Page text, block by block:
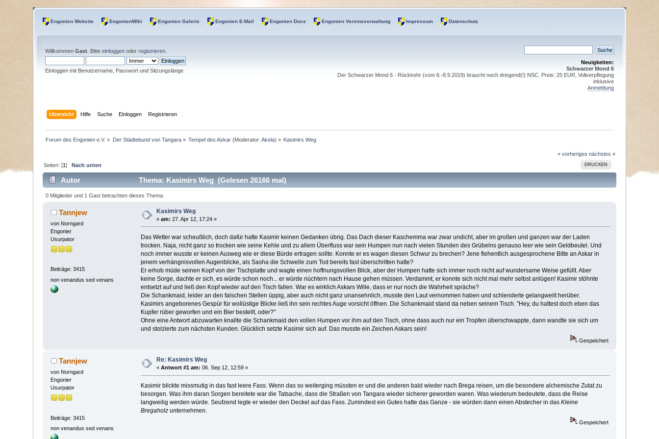
Engonien Website EngonienWiki Engonien Galerie Engonien E-Mail Engonien Docs Engonien Vereinsverwaltung Impressum Datenschutz
WillkommenGast . Bitteeinloggen oderregistrieren
Einloggen mit Benutzername, Passwort und Sitzungslänge
Neuigkeiten:
Schwarzer Mond 6
Der Schwarzer Mond 6 - Rückkehr (vom 6.-8.9.2019) braucht noch dringend(!) NSC. Preis: 25 EUR, Vollverpflegung
inklusive
Anmeldung
Übersicht Hilfe Suche Einloggen Registrieren
Forum des Engonien e.V. » Der Städtebund von Tangara» Tempel des Askar (Moderator:Akela) » Kasimirs Weg
« vorheriges nächstes »
DRUCKEN
Seiten: [1]Nach unten
Autor Thema: Kasimirs Weg (Gelesen 26166 mal)
0 Mitglieder und 1 Gast betrachten dieses Thema.
Tannjew
von Norngard
Engonier
Usurpator
Beiträge: 3415
non venandus sed venans
Kasimirs Weg
«am: 27. Apr 12, 17:24 »
Das Wetter war scheußlich, doch dafür hatte Kasimir keinen Gedanken übrig. Das Dach dieser Kaschemma war zwar undicht, aber im großen und ganzen war der Laden
trocken. Naja, nicht ganz so trocken wie seine Kehle und zu allem Überfluss war sein Humpen nun nach vielen Stunden des Grübelns genauso leer wie sein Geldbeutel. Und
noch immer wusste er keinen Ausweg wie er diese Bürde ertragen sollte. Konnte er es wagen diesen Schwur zu brechen? Jene flehentlich ausgesprochene Bitte an Askar in
jenem verhängnisvollen Augenblicke, als Sasha die Schwelle zum Tod bereits fast überschritten hatte?
Er erhob müde seinen Kopf von der Tischplatte und wagte einen hoffnungsvollen Blick, aber der Humpen hatte sich immer noch nicht auf wundersame Weise gefüllt. Aber
keine Sorge, dachte er sich, es würde schon noch... er würde nüchtern nach Hause gehen müssen. Verdammt, er konnte sich nicht mal mehr selbst anlügen! Kasimir stöhnte
entsetzt auf und ließ den Kopf wieder auf den Tisch fallen. War es wirklich Askars Wille, dass er nur noch die Wahrheit spräche?
Die Schankmaid, leider an den falschen Stellen üppig, aber auch nicht ganz unansehnlich, musste den Laut vernommen haben und schlenderte gelangweilt herüber.
Kasimirs angeborenes Gespür für wollüstige Blicke ließ ihn sein rechtes Auge vorsicht öffnen. Die Schankmaid stand da neben seinem Tisch. "Hey, du hattest doch eben das
Kupfer rüber geworfen und ein Bier bestellt, oder?"
Ohne eine Antwort abzuwarten knallte die Schankmaid den vollen Humpen vor ihm auf den Tisch, ohne dass auch nur ein Tropfen überschwappte, dann wandte sie sich um
und stolzierte zum nächsten Kunden. Glücklich setzte Kasimir sich auf. Das musste ein Zeichen Askars sein!
Gespeichert
Tannjew
von Norngard
Engonier
Usurpator
Beiträge: 3415
non venandus sed venans
Re: Kasimirs Weg
«Antwort #1 am: 06. Sep 12, 12:59 »
Kasimir blickte missmutig in das fast leere Fass. Wenn das so weiterging müssten er und die anderen bald wieder nach Brega reisen, um die besondere alchemische Zutat zu
besorgen. Was ihm daran Sorgen bereitete war die Tatsache, dass die Straßen von Tangara wieder sicherer geworden waren. Was wiederum bedeutete, dass die Reise
langweilig werden würde. Seufzend legte er wieder den Deckel auf das Fass. Zumindest ein Gutes hatte das Ganze - sie würden dann einen Abstecher in das Kleine
Bregaholzunternehmen.
Gespeichert